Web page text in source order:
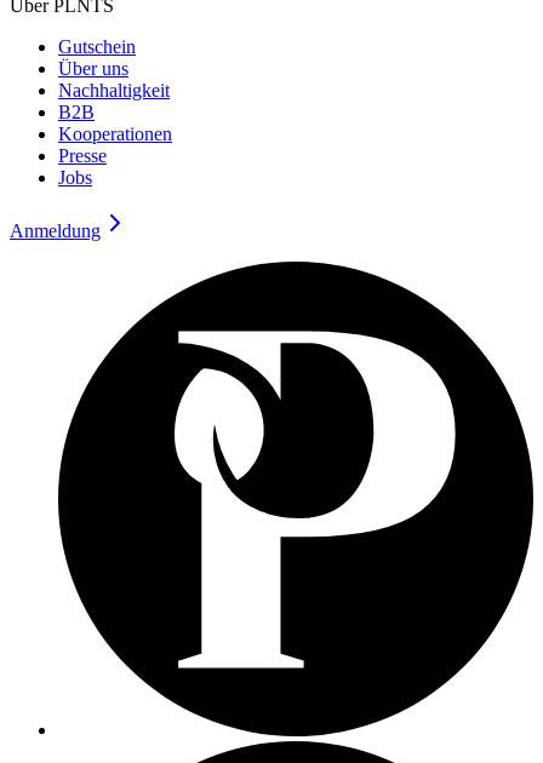
Über PLNTS
Gutschein
Über uns
Nachhaltigkeit
B2B
Kooperationen
Presse
Jobs
Anmeldung